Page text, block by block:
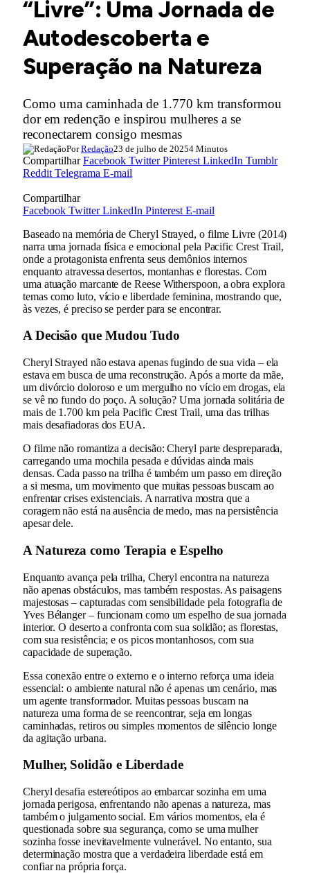
“Livre”: Uma Jornada de
Autodescoberta e
Superação na Natureza
Como uma caminhada de 1.770 km transformou
dor em redenção e inspirou mulheres a se
reconectarem consigo mesmas
Por Redação23 de julho de 20254 Minutos
CompartilharFacebook Twitter Pinterest LinkedIn Tumblr
Reddit Telegrama E-mail
Compartilhar
Facebook Twitter LinkedIn Pinterest E-mail
Baseado na memória de Cheryl Strayed, o filme Livre (2014)
narra uma jornada física e emocional pela Pacific Crest Trail,
onde a protagonista enfrenta seus demônios internos
enquanto atravessa desertos, montanhas e florestas. Com
uma atuação marcante de Reese Witherspoon, a obra explora
temas como luto, vício e liberdade feminina, mostrando que,
às vezes, é preciso se perder para se encontrar.
A Decisão que Mudou Tudo
Cheryl Strayed não estava apenas fugindo de sua vida – ela
estava em busca de uma reconstrução. Após a morte da mãe,
um divórcio doloroso e um mergulho no vício em drogas, ela
se vê no fundo do poço. A solução? Uma jornada solitária de
mais de 1.700 km pela Pacific Crest Trail, uma das trilhas
mais desafiadoras dos EUA.
O filme não romantiza a decisão: Cheryl parte despreparada,
carregando uma mochila pesada e dúvidas ainda mais
densas. Cada passo na trilha é também um passo em direção
a si mesma, um movimento que muitas pessoas buscam ao
enfrentar crises existenciais. A narrativa mostra que a
coragem não está na ausência de medo, mas na persistência
apesar dele.
A Natureza como Terapia e Espelho
Enquanto avança pela trilha, Cheryl encontra na natureza
não apenas obstáculos, mas também respostas. As paisagens
majestosas – capturadas com sensibilidade pela fotografia de
Yves Bélanger – funcionam como um espelho de sua jornada
interior. O deserto a confronta com sua solidão; as florestas,
com sua resistência; e os picos montanhosos, com sua
capacidade de superação.
Essa conexão entre o externo e o interno reforça uma ideia
essencial: o ambiente natural não é apenas um cenário, mas
um agente transformador. Muitas pessoas buscam na
natureza uma forma de se reencontrar, seja em longas
caminhadas, retiros ou simples momentos de silêncio longe
da agitação urbana.
Mulher, Solidão e Liberdade
Cheryl desafia estereótipos ao embarcar sozinha em uma
jornada perigosa, enfrentando não apenas a natureza, mas
também o julgamento social. Em vários momentos, ela é
questionada sobre sua segurança, como se uma mulher
sozinha fosse inevitavelmente vulnerável. No entanto, sua
determinação mostra que a verdadeira liberdade está em
confiar na própria força.